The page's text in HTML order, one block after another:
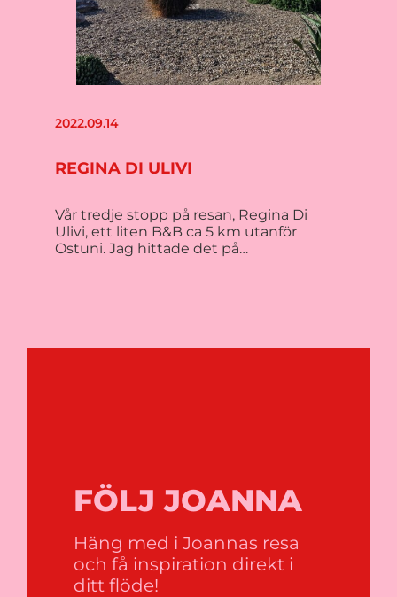
2022.09.14
REGINA DI ULIVI
Vår tredje stopp på resan, Regina Di
Ulivi, ett liten B&B ca 5 km utanför
Ostuni. Jag hittade det på…
FÖLJ JOANNA
Häng med i Joannas resa
och få inspiration direkt i
ditt flöde!